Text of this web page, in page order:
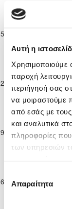
Αυτή η
Χρησιμοποιούμε
παροχή
περιήγησή σας
να μοιραστούμε
από εσάς με
και αναλυτικά
πληροφορίες
των υπηρεσιών
συγκατάθεσης
Απαραίτητα
11-2025
2025/26
11-2025
Επίλεκτη
Παίδων
Κ-15
2025/26
11-2025
Επίλεκτη
Παίδων
Κ-15
2025/26
12-2025
Παίδων
Κ-15